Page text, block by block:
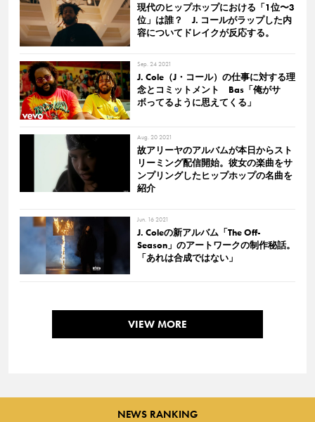
現代のヒップホップにおける「1位〜3
位」は誰？ J. コールがラップした内
容についてドレイクが反応する。
Sep. 24 2021
J. Cole（J・コール）の仕事に対する理
念とコミットメント Bas「俺がサ
ボってるように思えてくる」
Aug. 20 2021
故アリーヤのアルバムが本日からスト
リーミング配信開始。彼女の楽曲をサ
ンプリングしたヒップホップの名曲を
紹介
Jun. 16 2021
J. Coleの新アルバム「The Off-
Season」のアートワークの制作秘話。
「あれは合成ではない」
VIEW MORE
NEWS RANKING